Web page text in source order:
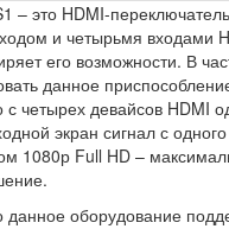
– это HDMI-
и четырьмя входами
его возможности. В
данное
с четырех девайсов HDMI
экран сигнал с
1080р Full HD –
данное оборудование